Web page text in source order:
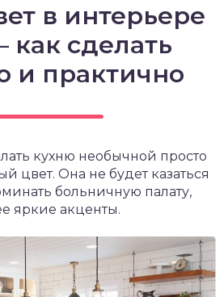
в интерьере
как сделать
и практично
кухню необычной просто
цвет. Она не будет казаться
больничную палату,
яркие акценты.